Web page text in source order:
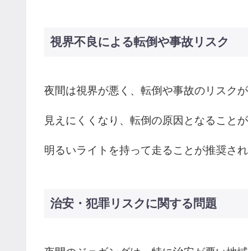
視界不良による転倒や事故リスク
夜間は視界が悪く、転倒や事故のリスク
見えにくくなり、転倒の原因となること
明るいライトを持って走ることが推奨され
治安・犯罪リスクに関する問題